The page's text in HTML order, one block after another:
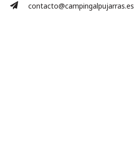
contacto@campingalpujarras.es